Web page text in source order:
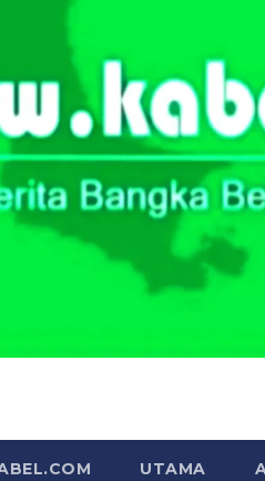
UTAMA